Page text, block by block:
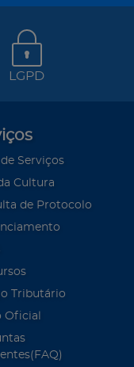
LGPD
Serviços
Cultura
de Protocolo
Tributário
Oficial